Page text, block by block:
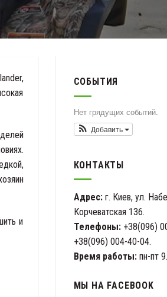
и
СОБЫТИЯ
Нет грядущих событий.
Добавить
КОНТАКТЫ
Адрес:г. Киев, ул.
Корчеватская 136.
Телефоны:+38(096)
+38(096) 004-40-04.
Время работы:пн-пт
МЫ НА FACEBOOK